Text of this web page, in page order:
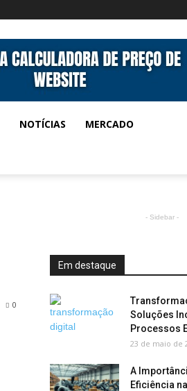
NOTÍCIAS MERCADO
0
- Sidebar -
Em destaque
Soluções
Processos
23 de maio de
A
Eficiência